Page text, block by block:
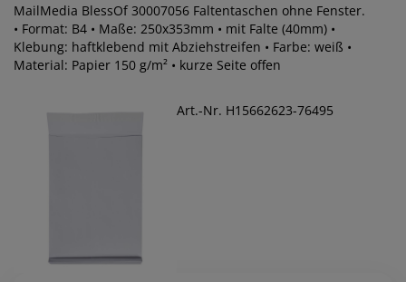
MailMedia BlessOf 30007056 Faltentaschen ohne Fenster.
• Format: B4 • Maße: 250x353mm • mit Falte (40mm) •
Klebung: haftklebend mit Abziehstreifen • Farbe: weiß •
Material: Papier 150 g/m² • kurze Seite offen
Art.-Nr. H15662623-76495